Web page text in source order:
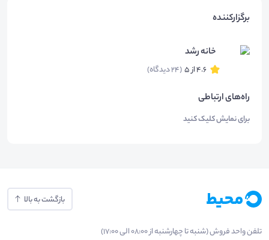
برگزارکننده
خانه رشد
4.6 از 5 (24 دیدگاه)
راه‌های ارتباطی
برای نمایش کلیک کنید
بازگشت به بالا
تلفن واحد فروش (شنبه تا چهارشنبه از 08:00 الی 17:00)